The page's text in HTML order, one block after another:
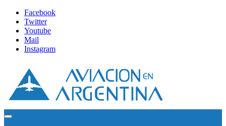
Facebook
Twitter
Youtube
Mail
Instagram